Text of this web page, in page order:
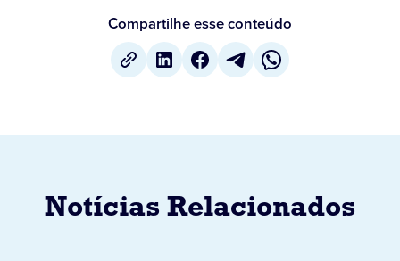
Compartilhe esse conteúdo
Notícias Relacionados